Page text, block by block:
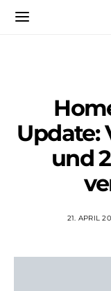
Update:
und
21. APRIL